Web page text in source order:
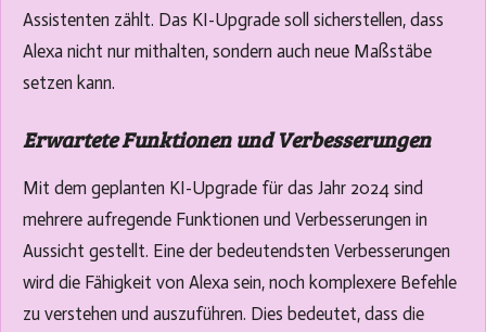
Assistenten zählt. Das KI-Upgrade soll sicherstellen, dass
Alexa nicht nur mithalten, sondern auch neue Maßstäbe
setzen kann.
Erwartete Funktionen und Verbesserungen
Mit dem geplanten KI-Upgrade für das Jahr 2024 sind
mehrere aufregende Funktionen und Verbesserungen in
Aussicht gestellt. Eine der bedeutendsten Verbesserungen
wird die Fähigkeit von Alexa sein, noch komplexere Befehle
zu verstehen und auszuführen. Dies bedeutet, dass die